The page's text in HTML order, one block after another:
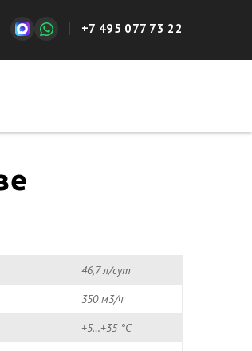
+7 495 077 73 22
46,7 л/сут
350 м3/ч
+5…+35 °С